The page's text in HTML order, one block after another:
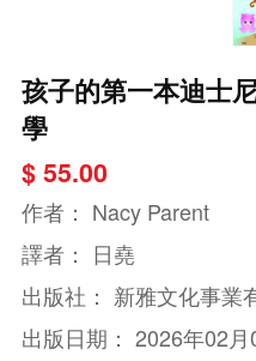
孩子的第一本迪士
學
$ 55.00
作者： Nacy Parent
譯者： 日堯
出版社： 新雅文化事業
出版日期： 2026年02月